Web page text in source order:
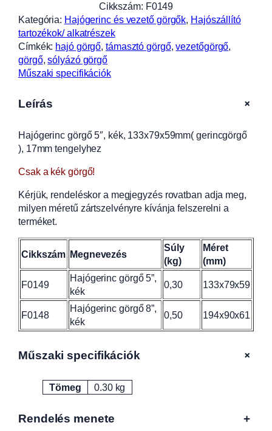
n
c
g
ö
r
5
,
k
k
,
3
x
7
9
x
5
9
(
n
Cikkszám: F0149
Kategória: Hajógerinc és vezető görgők, Hajószállító
tartozékok/ alkatrészek
Címkék: hajó görgő, támasztó görgő, vezetőgörgő
görgő, sólyázó görgő
Műszaki specifikációk
Leírás +
Hajógerinc görgő 5″, kék, 133x79x59mm( gerincgörgő
), 17mm tengelyhez
Csak a kék görgő!
Kérjük, rendeléskor a megjegyzés rovatban adja meg,
milyen méretű zártszelvényre kívánja felszerelni a
terméket.
Cikkszám Megnevezés
Súly
(kg)
Méret
(mm)
F0149
Hajógerinc görgő 5”,
kék
0,30 133x79x59
F0148
Hajógerinc görgő 8”,
kék
0,50 194x90x61
Műszaki specifikációk +
Attribútumok Érték
Tömeg 0.30 kg
Rendelés menete +